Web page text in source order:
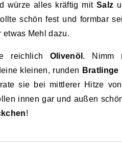
würze alles kräftig mit Salz
schön fest und formbar
Mehl dazu.
reichlich Olivenöl . Nimm
kleinen, runden Bratlinge
sie bei mittlerer Hitze
innen gar und außen
!